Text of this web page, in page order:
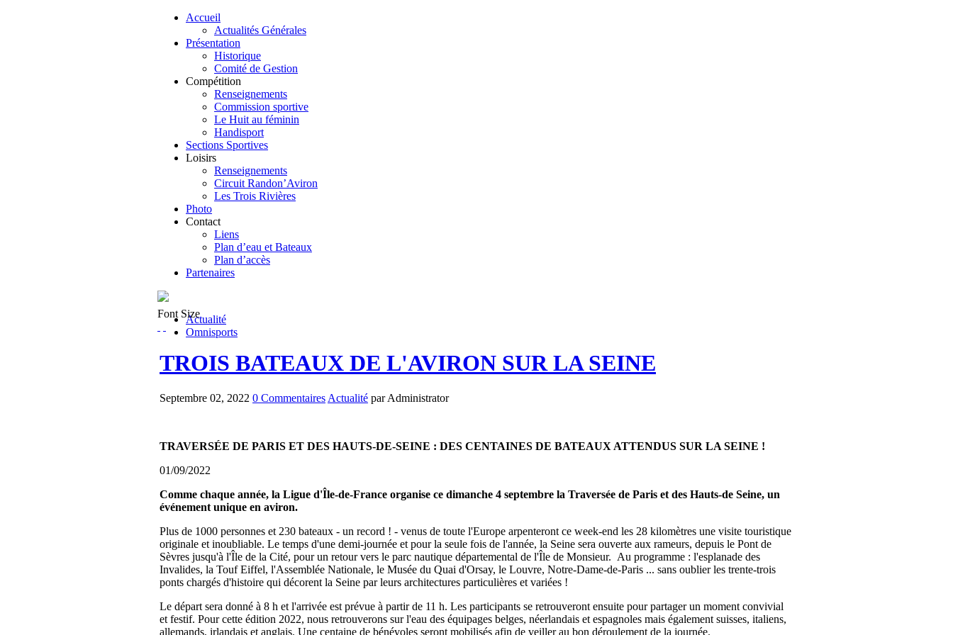
Accueil
Actualités Générales
Présentation
Historique
Comité de Gestion
Compétition
Renseignements
Commission sportive
Le Huit au féminin
Handisport
Sections Sportives
Loisirs
Renseignements
Circuit Randon’Aviron
Les Trois Rivières
Photo
Contact
Liens
Plan d’eau et Bateaux
Plan d’accès
Partenaires
Actualité
Omnisports
Font Size
TROIS BATEAUX DE L'AVIRON SUR LA SEINE
Septembre 02, 2022 0 Commentaires Actualité par Administrator
TRAVERSÉE DE PARIS ET DES HAUTS-DE-SEINE : DES CENTAINES DE BATEAUX ATTENDUS SUR LA SEINE !
01/09/2022
Comme chaque année, la Ligue d'Île-de-France organise ce dimanche 4 septembre la Traversée de Paris et des Hauts-de Seine, un
événement unique en aviron.
Plus de 1000 personnes et 230 bateaux - un record ! - venus de toute l'Europe arpenteront ce week-end les 28 kilomètres une visite touristique
originale et inoubliable. Le temps d'une demi-journée et pour la seule fois de l'année, la Seine sera ouverte aux rameurs, depuis le Pont de
Sèvres jusqu'à l'Île de la Cité, pour un retour vers le parc nautique départemental de l'Île de Monsieur. Au programme : l'esplanade des
Invalides, la Touf Eiffel, l'Assemblée Nationale, le Musée du Quai d'Orsay, le Louvre, Notre-Dame-de-Paris ... sans oublier les trente-trois
ponts chargés d'histoire qui décorent la Seine par leurs architectures particulières et variées !
Le départ sera donné à 8 h et l'arrivée est prévue à partir de 11 h. Les participants se retrouveront ensuite pour partager un moment convivial
et festif. Pour cette édition 2022, nous retrouverons sur l'eau des équipages belges, néerlandais et espagnoles mais également suisses, italiens,
allemands, irlandais et anglais. Une centaine de bénévoles seront mobilisés afin de veiller au bon déroulement de la journée.